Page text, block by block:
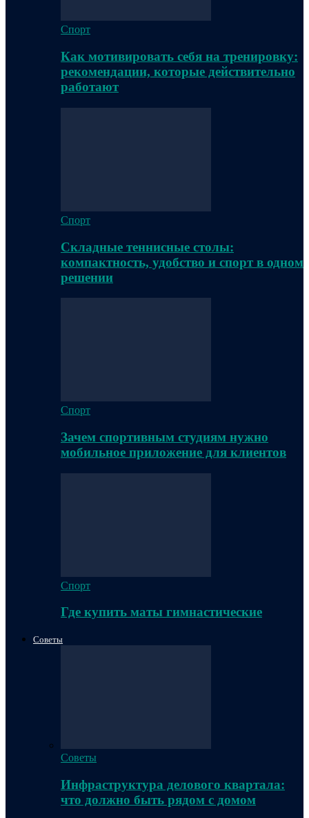
Спорт
Как мотивировать себя на тренировку:
рекомендации, которые действительно
работают
Спорт
Складные теннисные столы:
компактность, удобство и спорт в одном
решении
Спорт
Зачем спортивным студиям нужно
мобильное приложение для клиентов
Спорт
Где купить маты гимнастические
Советы
Советы
Инфраструктура делового квартала:
что должно быть рядом с домом